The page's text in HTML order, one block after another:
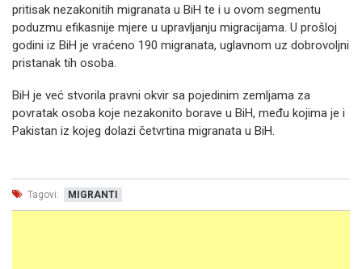
pritisak nezakonitih migranata u BiH te i u ovom segmentu
poduzmu efikasnije mjere u upravljanju migracijama. U prošloj
godini iz BiH je vraćeno 190 migranata, uglavnom uz dobrovoljni
pristanak tih osoba.
BiH je već stvorila pravni okvir sa pojedinim zemljama za
povratak osoba koje nezakonito borave u BiH, među kojima je i
Pakistan iz kojeg dolazi četvrtina migranata u BiH.
Tagovi: MIGRANTI